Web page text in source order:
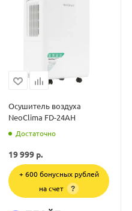
Осушитель воздуха
NeoClima FD-24AH
Достаточно
19 999 р.
+ 600 бонусных рублей
на счет
?